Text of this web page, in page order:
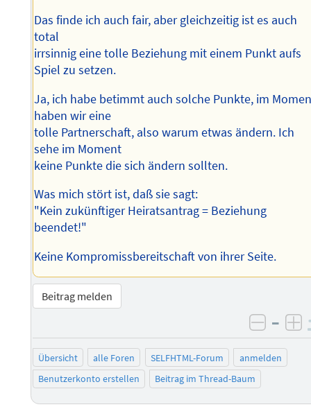
Das finde ich auch fair, aber gleichzeitig ist es auch
total
irrsinnig eine tolle Beziehung mit einem Punkt aufs
Spiel zu setzen.
Ja, ich habe betimmt auch solche Punkte, im
haben wir eine
tolle Partnerschaft, also warum etwas ändern. Ich
sehe im Moment
keine Punkte die sich ändern sollten.
Was mich stört ist, daß sie sagt:
"Kein zukünftiger Heiratsantrag = Beziehung
beendet!"
Keine Kompromissbereitschaft von ihrer Seite.
Beitrag melden
–
Übersicht alle Foren SELFHTML-Forum
anmelden
Benutzerkonto erstellen
Beitrag im Thread-Baum